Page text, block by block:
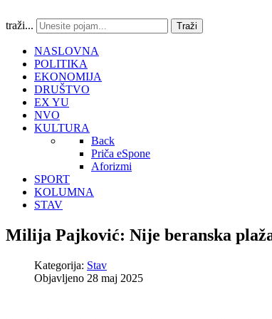
traži... Traži
NASLOVNA
POLITIKA
EKONOMIJA
DRUŠTVO
EX YU
NVO
KULTURA
Back
Priča eSpone
Aforizmi
SPORT
KOLUMNA
STAV
Milija Pajković: Nije beranska
Kategorija: Stav
Objavljeno 28 maj 2025